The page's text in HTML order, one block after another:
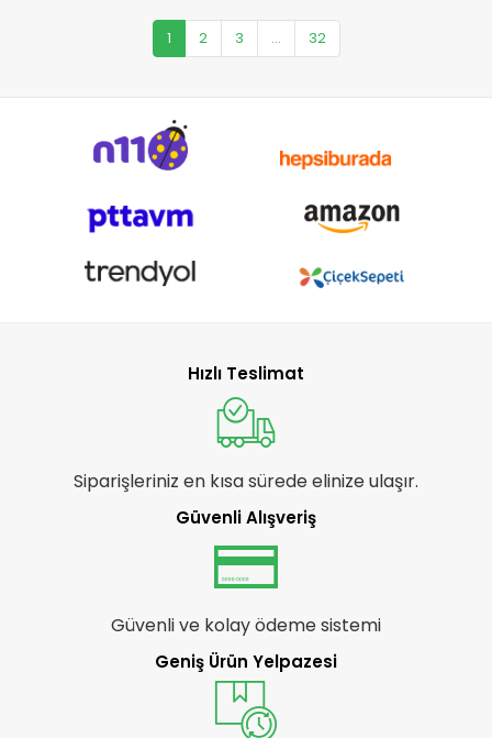
1 2 3 ... 32
Hızlı Teslimat
Siparişleriniz en kısa sürede elinize ulaşır.
Güvenli Alışveriş
Güvenli ve kolay ödeme sistemi
Geniş Ürün Yelpazesi